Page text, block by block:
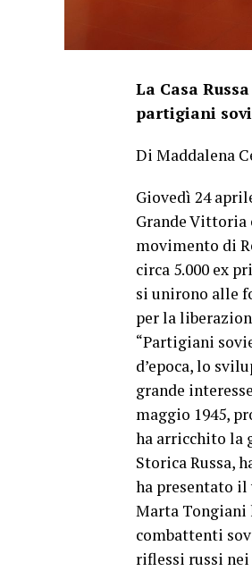
La Casa
partigiani
Di Maddalena
Giovedì 24
Grande
movimento di
circa 5.000 ex
si unirono alle
per la
“Partigiani
d’epoca, lo
grande
maggio 1945,
ha arricchito la
Storica Russa,
ha presentato il
Marta Tongiani
combattenti
riflessi russi